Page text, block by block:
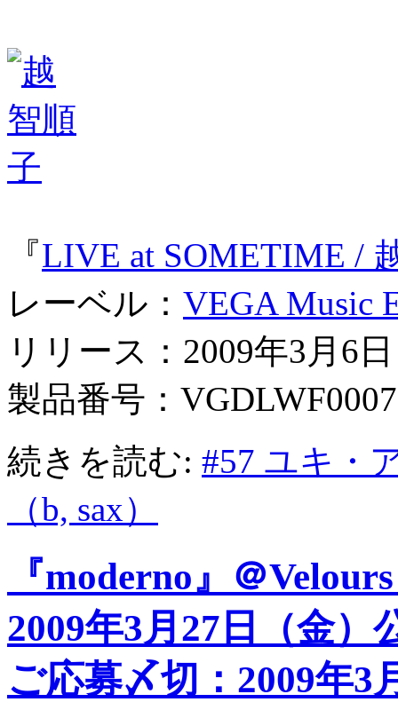
『LIVE at SOMETIME /
レーベル： VEGA Music
リリース：2009年3月6日
製品番号：VGDLWF0007
続きを読む: #57 ユキ・
（b, sax）
『moderno』＠
2009年3月27日（金）
ご応募〆切：2009年3